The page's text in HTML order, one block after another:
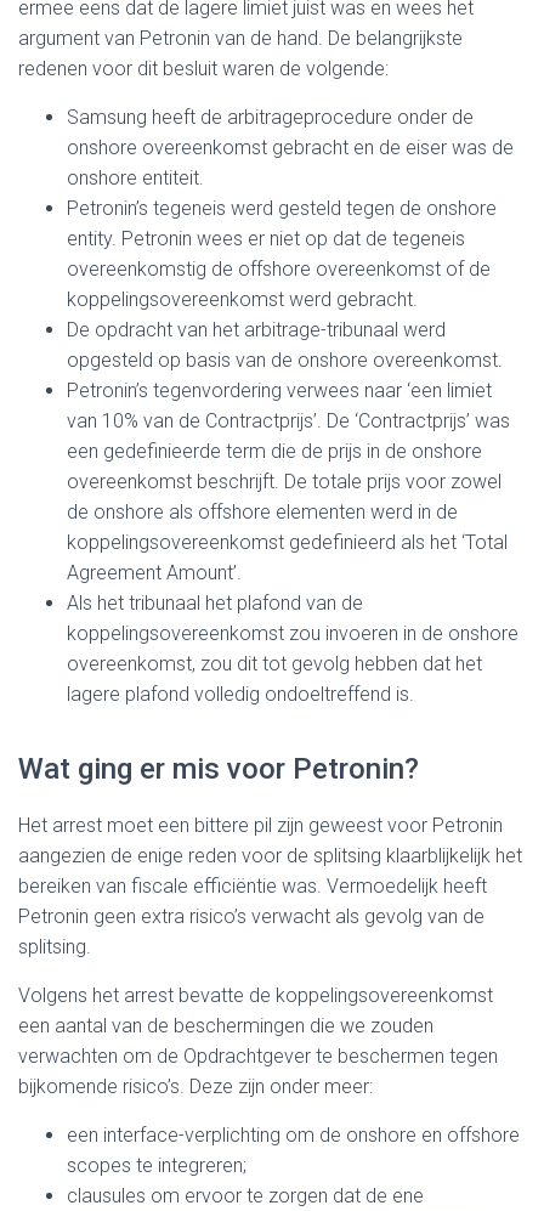
ermee eens dat de lagere limiet juist was en wees het
argument van Petronin van de hand. De belangrijkste
redenen voor dit besluit waren de volgende:
Samsung heeft de arbitrageprocedure onder de
onshore overeenkomst gebracht en de eiser was de
onshore entiteit.
Petronin’s tegeneis werd gesteld tegen de onshore
entity. Petronin wees er niet op dat de tegeneis
overeenkomstig de offshore overeenkomst of de
koppelingsovereenkomst werd gebracht.
De opdracht van het arbitrage-tribunaal werd
opgesteld op basis van de onshore overeenkomst.
Petronin’s tegenvordering verwees naar ‘een limiet
van 10% van de Contractprijs’. De ‘Contractprijs’ was
een gedefinieerde term die de prijs in de onshore
overeenkomst beschrijft. De totale prijs voor zowel
de onshore als offshore elementen werd in de
koppelingsovereenkomst gedefinieerd als het ‘Total
Agreement Amount’.
Als het tribunaal het plafond van de
koppelingsovereenkomst zou invoeren in de onshore
overeenkomst, zou dit tot gevolg hebben dat het
lagere plafond volledig ondoeltreffend is.
Wat ging er mis voor Petronin?
Het arrest moet een bittere pil zijn geweest voor Petronin
aangezien de enige reden voor de splitsing klaarblijkelijk het
bereiken van fiscale efficiëntie was. Vermoedelijk heeft
Petronin geen extra risico’s verwacht als gevolg van de
splitsing.
Volgens het arrest bevatte de koppelingsovereenkomst
een aantal van de beschermingen die we zouden
verwachten om de Opdrachtgever te beschermen tegen
bijkomende risico’s. Deze zijn onder meer:
een interface-verplichting om de onshore en offshore
scopes te integreren;
clausules om ervoor te zorgen dat de ene